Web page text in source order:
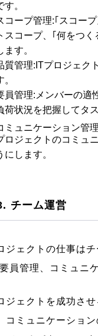
す。
コープ管理:｢スコー
スコープ、｢何をつ
ます。
質管理:ITプロジェク
。
員管理:メンバーの適
荷状況を把握してタ
ミュニケーション管
ロジェクトのコミュ
にします。
チーム運営
ジェクトの仕事は
員管理、コミュニ
ジェクトを成功さ
コミュニケーショ